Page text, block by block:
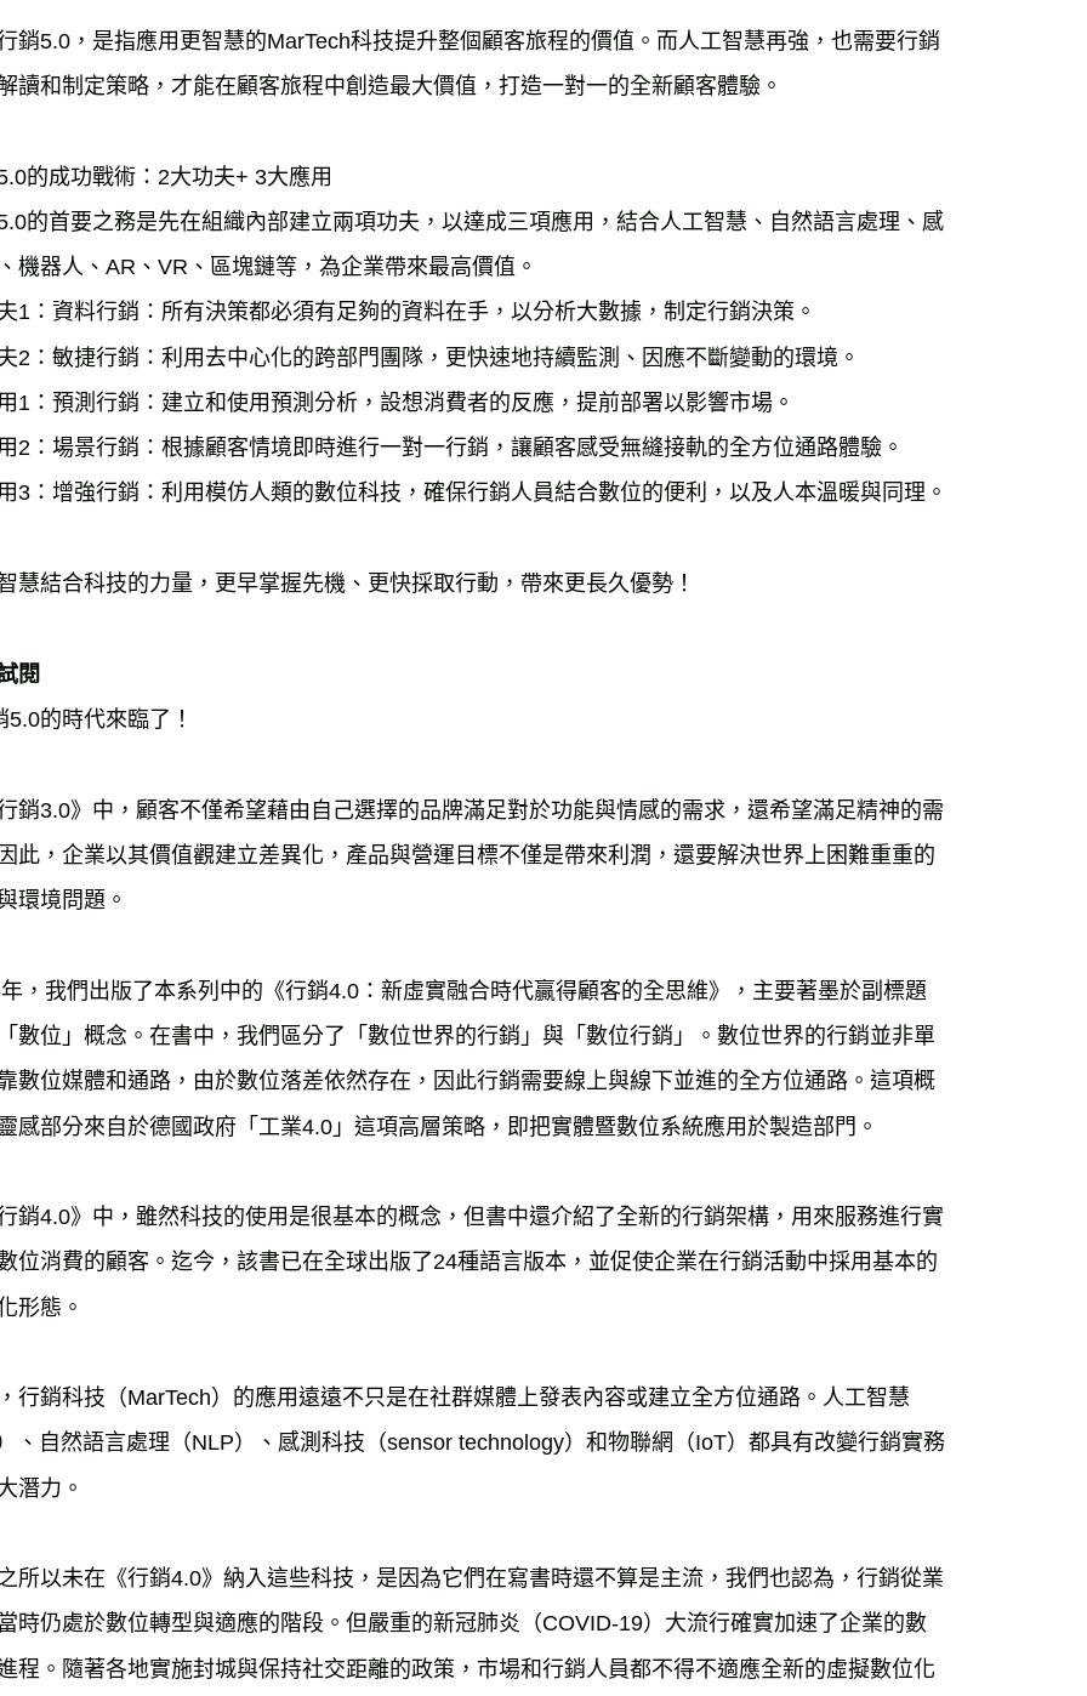
銷5.0，是指應用更智慧的MarTech科技提升整個顧客旅程的價值。而人工智慧再強，也需要行銷
讀和制定策略，才能在顧客旅程中創造最大價值，打造一對一的全新顧客體驗。
的成功戰術：2大功夫+ 3大應用
的首要之務是先在組織內部建立兩項功夫，以達成三項應用，結合人工智慧、自然語言處理、感
機器人、AR、VR、區塊鏈等，為企業帶來最高價值。
1：資料行銷：所有決策都必須有足夠的資料在手，以分析大數據，制定行銷決策。
2：敏捷行銷：利用去中心化的跨部門團隊，更快速地持續監測、因應不斷變動的環境。
1：預測行銷：建立和使用預測分析，設想消費者的反應，提前部署以影響市場。
2：場景行銷：根據顧客情境即時進行一對一行銷，讓顧客感受無縫接軌的全方位通路體驗。
3：增強行銷：利用模仿人類的數位科技，確保行銷人員結合數位的便利，以及人本溫暖與同理。
慧結合科技的力量，更早掌握先機、更快採取行動，帶來更長久優勢！
閱
5.0的時代來臨了！
銷3.0》中，顧客不僅希望藉由自己選擇的品牌滿足對於功能與情感的需求，還希望滿足精神的需
此，企業以其價值觀建立差異化，產品與營運目標不僅是帶來利潤，還要解決世界上困難重重的
環境問題。
，我們出版了本系列中的《行銷4.0：新虛實融合時代贏得顧客的全思維》，主要著墨於副標題
數位」概念。在書中，我們區分了「數位世界的行銷」與「數位行銷」。數位世界的行銷並非單
數位媒體和通路，由於數位落差依然存在，因此行銷需要線上與線下並進的全方位通路。這項概
感部分來自於德國政府「工業4.0」這項高層策略，即把實體暨數位系統應用於製造部門。
銷4.0》中，雖然科技的使用是很基本的概念，但書中還介紹了全新的行銷架構，用來服務進行實
位消費的顧客。迄今，該書已在全球出版了24種語言版本，並促使企業在行銷活動中採用基本的
形態。
行銷科技（MarTech）的應用遠遠不只是在社群媒體上發表內容或建立全方位通路。人工智慧
、自然語言處理（NLP）、感測科技（sensor technology）和物聯網（IoT）都具有改變行銷實務
潛力。
所以未在《行銷4.0》納入這些科技，是因為它們在寫書時還不算是主流，我們也認為，行銷從業
時仍處於數位轉型與適應的階段。但嚴重的新冠肺炎（COVID-19）大流行確實加速了企業的數
程。隨著各地實施封城與保持社交距離的政策，市場和行銷人員都不得不適應全新的虛擬數位化